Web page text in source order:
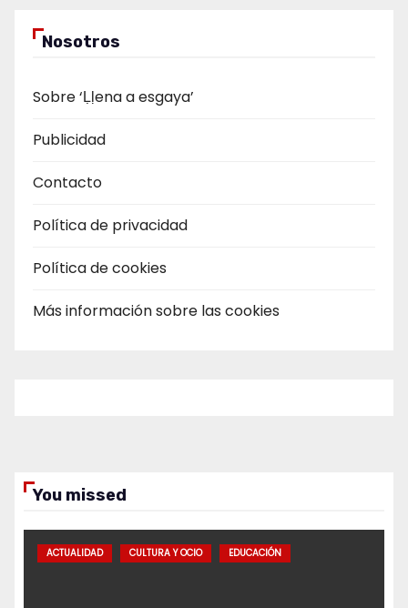
Nosotros
Sobre ‘Ḷḷena a esgaya’
Publicidad
Contacto
Política de privacidad
Política de cookies
Más información sobre las cookies
You missed
ACTUALIDAD CULTURA Y OCIO EDUCACIÓN